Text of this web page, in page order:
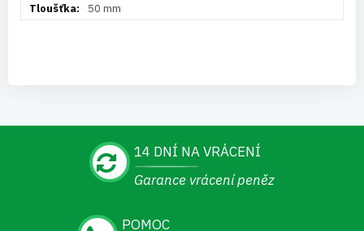
50 mm
14 DNÍ NA VRÁCENÍ
Garance vrácení peněz
POMOC